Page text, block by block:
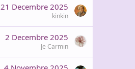
21 Decembre 2025
kinkin
2 Decembre 2025
Je Carmin